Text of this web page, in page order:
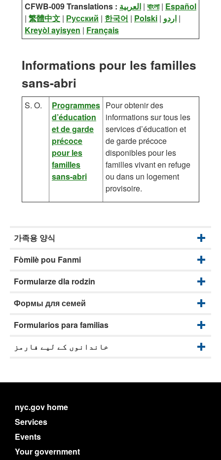
CFWB-009 Translations : العربية | বাংলা| Español
| 繁體中文 | Русский | 한국어 | Polski | اردو |
Kreyòl ayisyen | Français
Informations pour les familles
sans-abri
S. O.
Programmes
d’éducation
et de garde
précoce
pour les
familles
sans-abri
Pour obtenir des
informations sur tous les
services d’éducation et
de garde précoce
disponibles pour les
familles vivant en refuge
ou dans un logement
provisoire.
가족용 양식
Fòmilè pou Fanmi
Formularze dla rodzin
Формы для семей
Formularios para familias
خاندانوں کے لیے فارمز
nyc.gov home
Services
Events
Your government